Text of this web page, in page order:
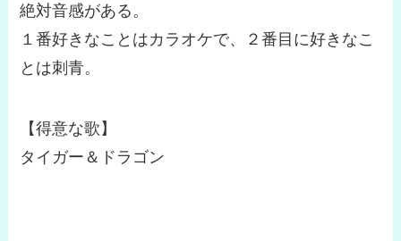
絶対音感がある。
１番好きなことはカラオケで、２番目に好きなこ
とは刺青。
【得意な歌】
タイガー＆ドラゴン